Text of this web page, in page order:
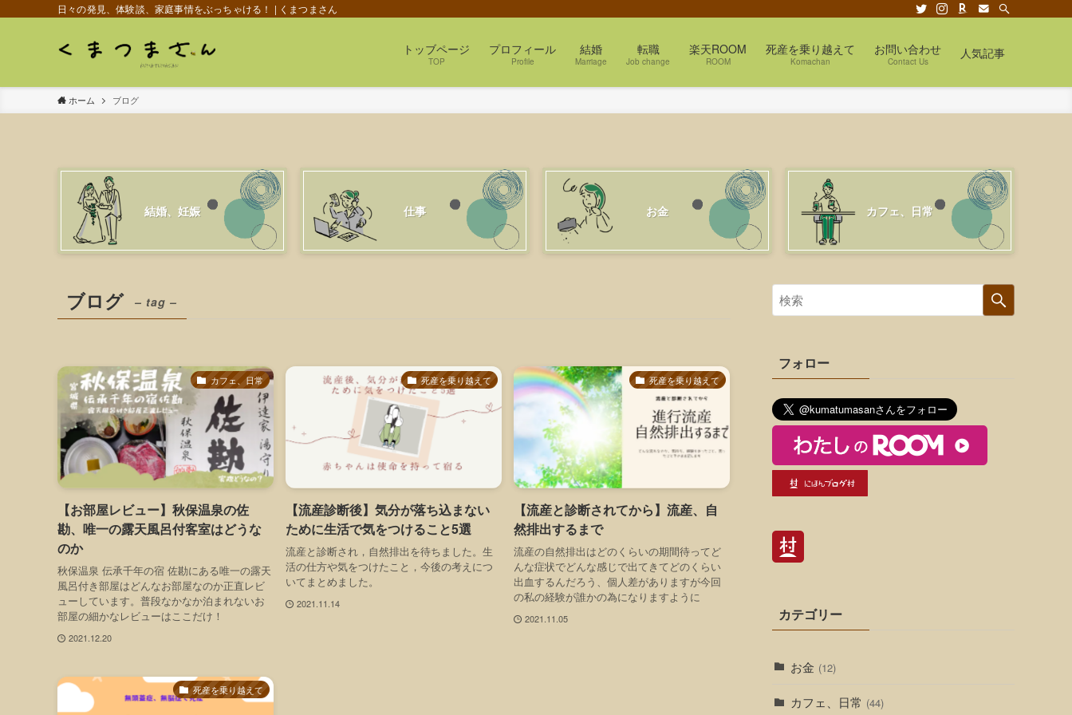
日々の発見、体験談、家庭事情をぶっちゃける！ | くまつまさん
トッブページ
TOP
プロフィール
Profile
結婚
Marriage
転職
Job change
楽天ROOM
ROOM
死産を乗り越えて
Komachan
お問い合わせ
Contact Us
人気記事
ホーム ブログ
結婚、妊娠 仕事 お金 カフェ、日常
ブログ – tag –
カフェ、日常
【お部屋レビュー】秋保温泉の佐
勘、唯一の露天風呂付客室はどうな
のか
秋保温泉 伝承千年の宿 佐勘にある唯一の露天
風呂付き部屋はどんなお部屋なのか正直レビ
ューしています。普段なかなか泊まれないお
部屋の細かなレビューはここだけ！
2021.12.20
死産を乗り越えて
【流産診断後】気分が落ち込まない
ために生活で気をつけること5選
流産と診断され，自然排出を待ちました。生
活の仕方や気をつけたこと，今後の考えにつ
いてまとめました。
2021.11.14
死産を乗り越えて
【流産と診断されてから】流産、自
然排出するまで
流産の自然排出はどのくらいの期間待ってど
んな症状でどんな感じで出てきてどのくらい
出血するんだろう、個人差がありますが今回
の私の経験が誰かの為になりますように
2021.11.05
死産を乗り越えて
フォロー
カテゴリー
お金 (12)
カフェ、日常 (44)